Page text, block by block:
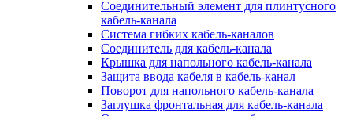
Соединительный элемент для плинтусного
кабель-канала
Система гибких кабель-каналов
Соединитель для кабель-канала
Крышка для напольного кабель-канала
Защита ввода кабеля в кабель-канал
Поворот для напольного кабель-канала
Заглушка фронтальная для кабель-канала